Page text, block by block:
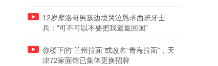
12岁摩洛哥男孩边境哭泣恳求西班牙士
兵：“可不可以不要把我遣返回国”
你楼下的“兰州拉面”或改名“青海拉面”，天
津72家面馆已集体更换招牌